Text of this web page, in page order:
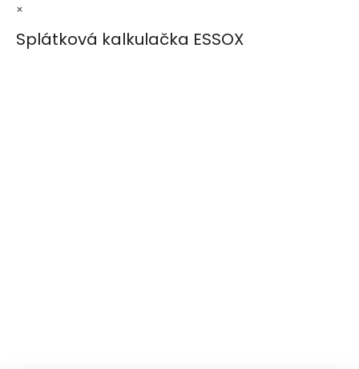
×
Splátková kalkulačka ESSOX